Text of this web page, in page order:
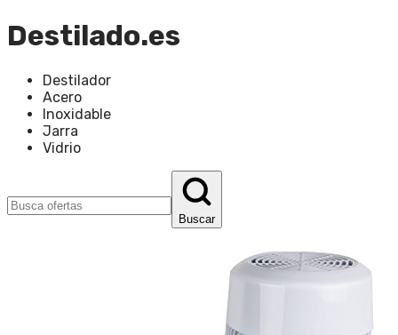
Destilado.es
Destilador
Acero
Inoxidable
Jarra
Vidrio
Buscar